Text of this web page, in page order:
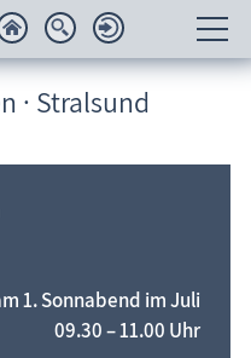
· Stralsund
1. Sonnabend im Juli
09.30 – 11.00 Uhr